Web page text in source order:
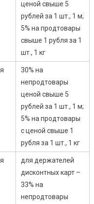
ценой свыше 5
рублей за 1 шт., 1 м;
5% на продтовары
свыше 1 рубля за 1
шт., 1 кг
30% на
непродтовары
ценой свыше 5
рублей за 1 шт., 1 м;
5% на продтовары
с ценой свыше 1
рубля за 1 шт., 1 кг
для держателей
дисконтных карт –
33% на
непродтовары